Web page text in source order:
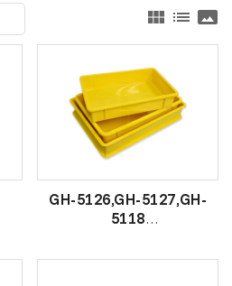
view_module list panorama
GH-5126,GH-5127,GH-
5118
黄色糕盒托盘